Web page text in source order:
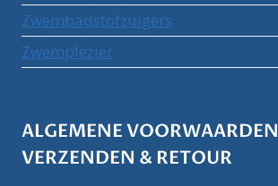
Zwembadstofzuigers
Zwemplezier
ALGEMENE VOORWAARDEN
VERZENDEN & RETOUR